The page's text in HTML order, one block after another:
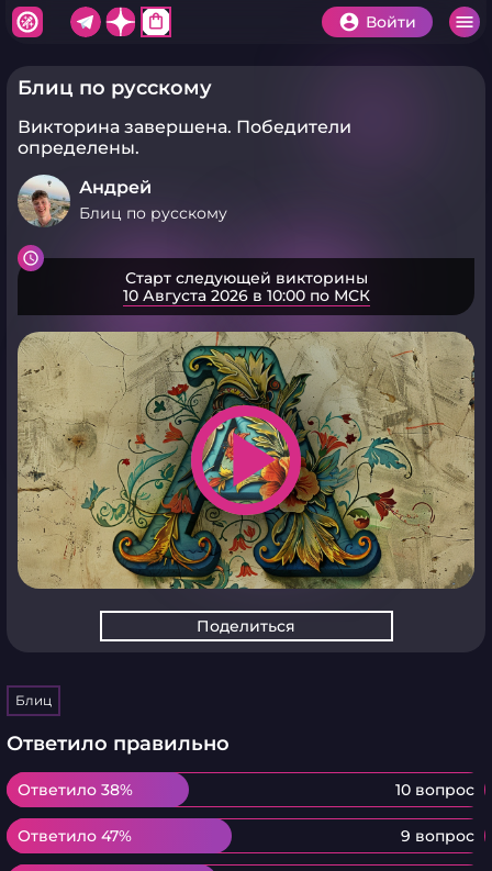
shopping_bag Войти
Блиц по русскому
Викторина завершена. Победители
определены.
Андрей
Блиц по русскому
Старт следующей викторины
10 Августа 2026 в 10:00 по МСК
play_arrow
Поделиться
Блиц
Ответило правильно
Ответило 38% 10 вопрос
Ответило 38%
Ответило 47% 9 вопрос
Ответило 47%